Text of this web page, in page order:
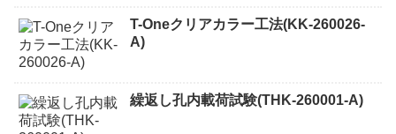
T-Oneクリアカラー工法(KK-260026-
A)
繰返し孔内載荷試験(THK-260001-A)